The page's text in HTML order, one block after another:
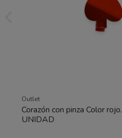
Outlet
Corazón con pinza Color rojo.
UNIDAD